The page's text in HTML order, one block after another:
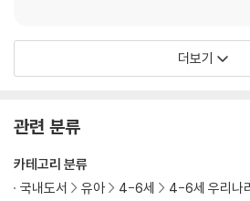
더보기
관련 분류
카테고리 분류
국내도서
유아 4-6세
4-6세 우리나